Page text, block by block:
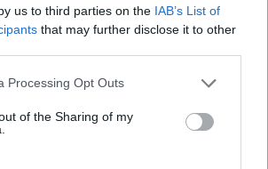
us to third parties on the IAB’s List of
that may further disclose it to other
Processing Opt Outs
of the Sharing of my
SEGUENTE
Fantasy: mostrate
nuove fasi di
combattimento